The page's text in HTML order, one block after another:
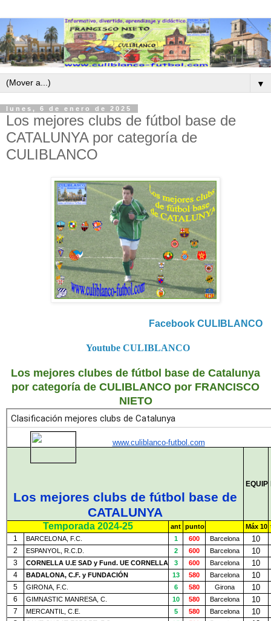
▼
lunes, 6 de enero de 2025
Los mejores clubs de fútbol base de
CATALUNYA por categoría de
CULIBLANCO
Facebook CULIBLANCO
Youtube CULIBLANCO
Los mejores clubes de fútbol base de Catalunya
por categoría de CULIBLANCO por FRANCISCO
NIETO